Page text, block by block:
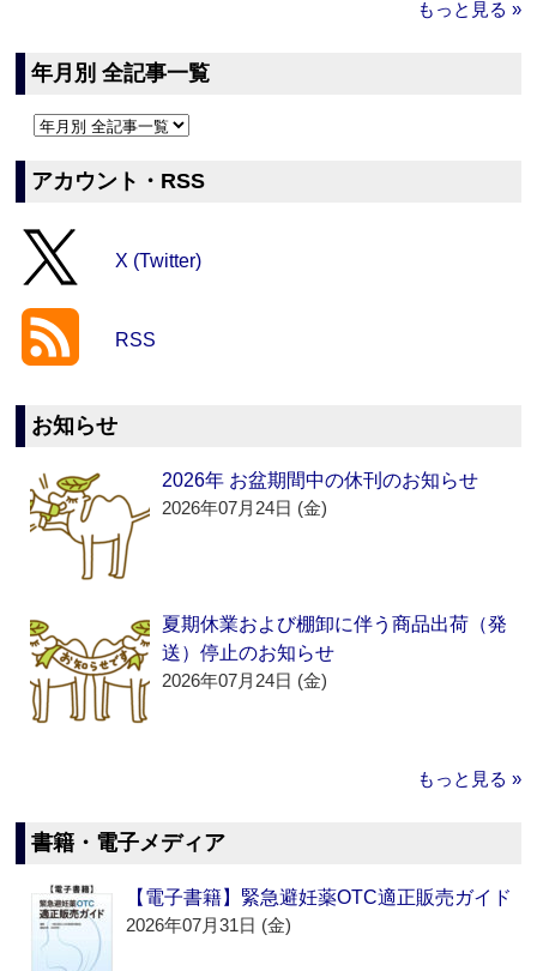
もっと見る »
年月別 全記事一覧
アカウント・RSS
X (Twitter)
RSS
お知らせ
2026年 お盆期間中の休刊のお知らせ
2026年07月24日 (金)
夏期休業および棚卸に伴う商品出荷（発
送）停止のお知らせ
2026年07月24日 (金)
もっと見る »
書籍・電子メディア
【電子書籍】緊急避妊薬OTC適正販売ガイド
2026年07月31日 (金)